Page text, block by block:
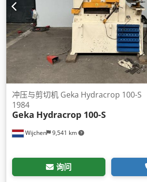
Wijchen 9,541 km
冲压与剪切机 Geka Hydracrop 100-S
1984
Geka Hydracrop 100-S
询问